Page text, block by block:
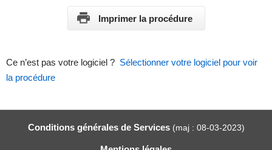
Imprimer la procédure
Ce n’est pas votre logiciel ? Sélectionner votre logiciel pour voir
la procédure
Conditions générales de Services(maj : 08-03-2023)